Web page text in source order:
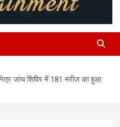
जांच शिविर में 181 मरीज का हुआ